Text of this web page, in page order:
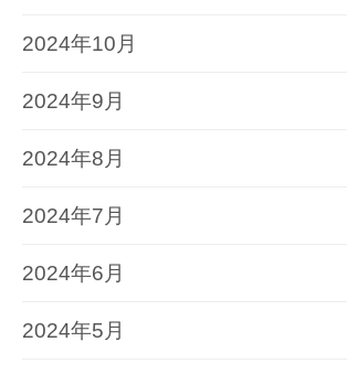
2024年10月
2024年9月
2024年8月
2024年7月
2024年6月
2024年5月